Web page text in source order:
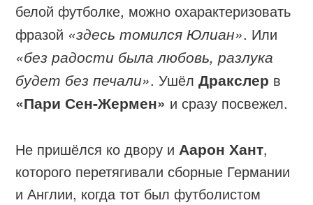
белой футболке, можно охарактеризовать
фразой «здесь томился Юлиан». Или
«без радости была любовь, разлука
будет без печали». УшёлДракслер в
«Пари Сен-Жермен» и сразу посвежел.
Не пришёлся ко двору иАарон Хант,
которого перетягивали сборные Германии
и Англии, когда тот был футболистом